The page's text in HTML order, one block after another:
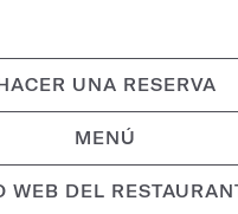
UNA RESERVA
MENÚ
WEB DEL